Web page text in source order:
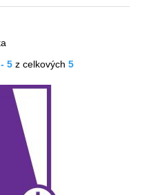
5 z celkových 5